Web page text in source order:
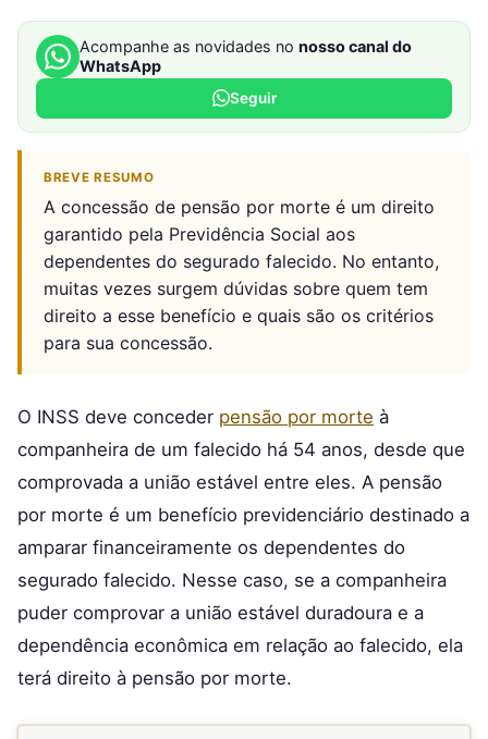
Acompanhe as novidades no nosso canal do
WhatsApp
Seguir
BREVE RESUMO
A concessão de pensão por morte é um direito
garantido pela Previdência Social aos
dependentes do segurado falecido. No entanto,
muitas vezes surgem dúvidas sobre quem tem
direito a esse benefício e quais são os critérios
para sua concessão.
O INSS deve conceder pensão por morte à
companheira de um falecido há 54 anos, desde que
comprovada a união estável entre eles. A pensão
por morte é um benefício previdenciário destinado a
amparar financeiramente os dependentes do
segurado falecido. Nesse caso, se a companheira
puder comprovar a união estável duradoura e a
dependência econômica em relação ao falecido, ela
terá direito à pensão por morte.